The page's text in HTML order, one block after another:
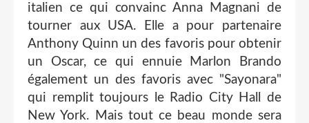
italien ce qui convainc Anna Magnani de
tourner aux USA. Elle a pour partenaire
Anthony Quinn un des favoris pour obtenir
un Oscar, ce qui ennuie Marlon Brando
également un des favoris avec "Sayonara"
qui remplit toujours le Radio City Hall de
New York. Mais tout ce beau monde sera